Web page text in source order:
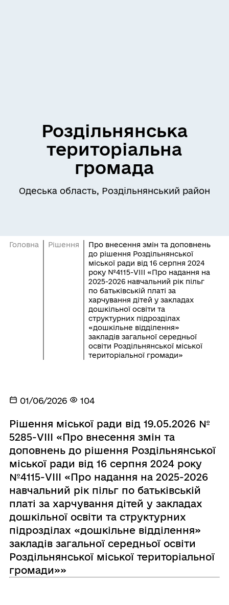
Роздільнянська
територіальна
громада
Одеська область, Роздільнянський район
Головна Рішення
Про внесення змін та доповнень
до рішення Роздільнянської
міської ради від 16 серпня 2024
року №4115-VIII «Про надання на
2025-2026 навчальний рік пільг
по батьківській платі за
харчування дітей у закладах
дошкільної освіти та
структурних підрозділах
«дошкільне відділення»
закладів загальної середньої
освіти Роздільнянської міської
територіальної громади»
01/06/2026 104
Рішення міської ради від 19.05.2026 №
5285-VIІІ «Про внесення змін та
доповнень до рішення Роздільнянської
міської ради від 16 серпня 2024 року
№4115-VIII «Про надання на 2025-2026
навчальний рік пільг по батьківській
платі за харчування дітей у закладах
дошкільної освіти та структурних
підрозділах «дошкільне відділення»
закладів загальної середньої освіти
Роздільнянської міської територіальної
громади»»